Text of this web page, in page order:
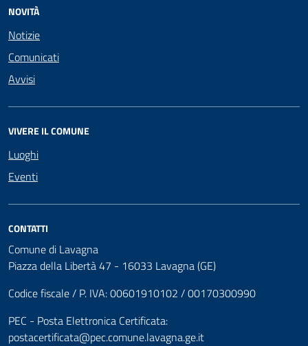
NOVITÀ
Notizie
Comunicati
Avvisi
VIVERE IL COMUNE
Luoghi
Eventi
CONTATTI
Comune di Lavagna
Piazza della Libertà 47 - 16033 Lavagna (GE)
Codice fiscale / P. IVA: 00601910102 / 00170300990
PEC - Posta Elettronica Certificata:
postacertificata@pec.comune.lavagna.ge.it